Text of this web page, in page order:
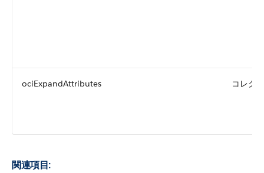
ociExpandAttributes コレク
関連項目: